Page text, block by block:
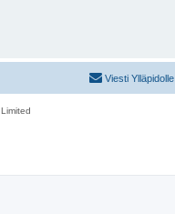
Viesti Ylläpidolle